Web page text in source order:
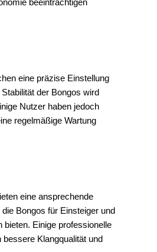
eine präzise Einstellung
der Bongos wird
Nutzer haben jedoch
regelmäßige Wartung
eine ansprechende
Bongos für Einsteiger und
Einige professionelle
Klangqualität und